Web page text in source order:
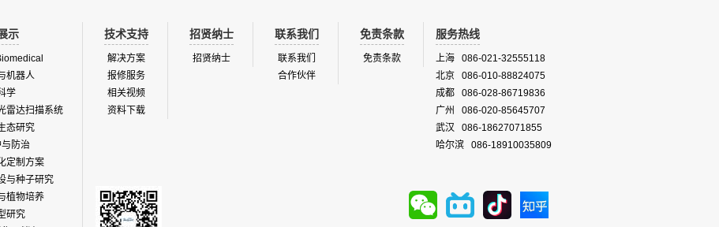
示
机器人
学
雷达扫描系统
态研究
防治
定制方案
与种子研究
植物培养
研究
技术支持
解决方案
报修服务
相关视频
资料下载
招贤纳士
招贤纳士
联系我们
联系我们
合作伙伴
免责条款
免责条款
服务热线
上海 086-021-32555118
北京 086-010-88824075
成都 086-028-86719836
广州 086-020-85645707
武汉 086-18627071855
哈尔滨 086-18910035809